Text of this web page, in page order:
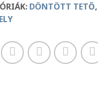
DÖNTÖTT TETŐ,